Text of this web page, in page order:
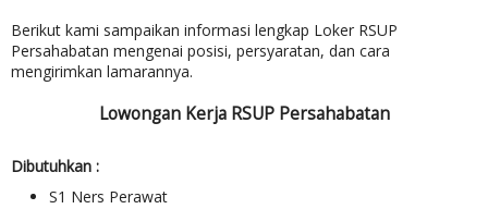
Berikut kami sampaikan informasi lengkap Loker RSUP
Persahabatan mengenai posisi, persyaratan, dan cara
mengirimkan lamarannya.
Lowongan Kerja RSUP Persahabatan
Dibutuhkan :
S1 Ners Perawat